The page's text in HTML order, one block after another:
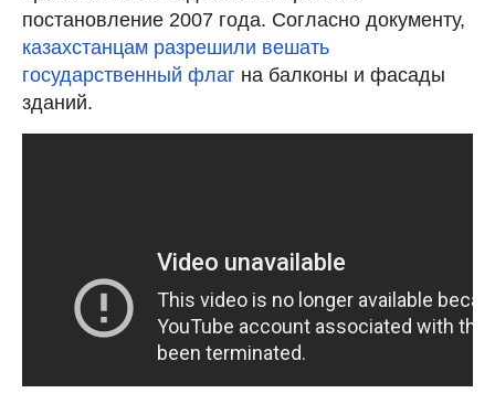
постановление 2007 года. Согласно документу,
казахстанцам разрешили вешать
государственный флаг на балконы и фасады
зданий.